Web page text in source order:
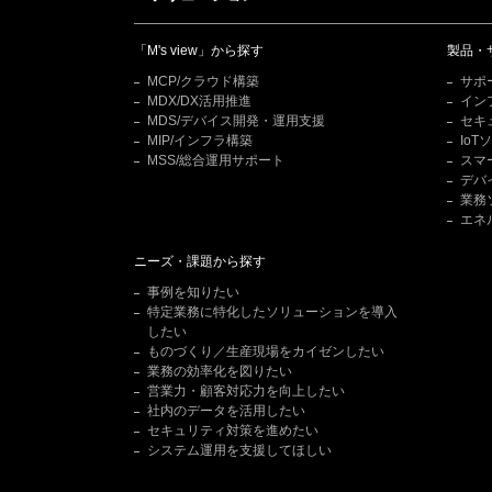
「M's view」から探す
MCP/クラウド構築
MDX/DX活用推進
MDS/デバイス開発・運用支援
MIP/インフラ構築
MSS/総合運用サポート
製品・
サポ
イン
セキ
IoT
スマ
デバ
業務
エネ
ニーズ・課題から探す
事例を知りたい
特定業務に特化したソリューションを導入
したい
ものづくり／生産現場をカイゼンしたい
業務の効率化を図りたい
営業力・顧客対応力を向上したい
社内のデータを活用したい
セキュリティ対策を進めたい
システム運用を支援してほしい